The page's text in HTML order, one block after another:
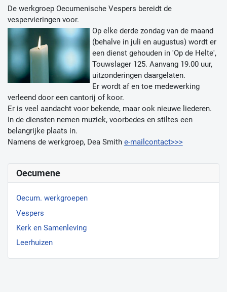
De werkgroep Oecumenische Vespers bereidt de
vespervieringen voor.
Op elke derde zondag van de maand
(behalve in juli en augustus) wordt er
een dienst gehouden in 'Op de Helte',
Touwslager 125. Aanvang 19.00 uur,
uitzonderingen daargelaten.
Er wordt af en toe medewerking
verleend door een cantorij of koor.
Er is veel aandacht voor bekende, maar ook nieuwe liederen.
In de diensten nemen muziek, voorbedes en stiltes een
belangrijke plaats in.
Namens de werkgroep, Dea Smith e-mailcontact>>>
Oecumene
Oecum. werkgroepen
Vespers
Kerk en Samenleving
Leerhuizen